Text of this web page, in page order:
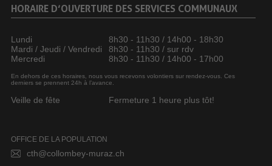
HORAIRE D’OUVERTURE DES SERVICES COMMUNAUX
Lundi
8h30 - 11h30 / 14h00 - 18h30
Mardi / Jeudi / Vendredi
8h30 - 11h30 / sur rdv
Mercredi
8h30 - 11h30 / 14h00 - 17h00
En dehors de ces horaires, nous vous recevons volontiers sur rendez-vous. Ces
derniers se prennent 24h à l’avance.
Veille de fête Fermeture 1 heure plus tôt!
OFFICE DE LA POPULATION
cth@collombey-muraz.ch